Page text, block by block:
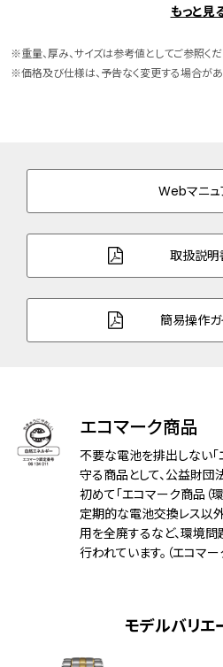
ケース素材 ステンレス
三ツ折れプ
バンド幅 23.0mm
バンド調整可能サイ
132～
サファイア
機能
充電量表示
充電警告
過充電防
パワーセー
フル充電時
時)
日中欧米
強制受信機
パーペチュ
デイ＆デイ
もっと見
※重量、厚み、サイズは参考値としてご参照くだ
※価格及び仕様は、予告なく変更する場合があ
Webマニュ
取扱説明
簡易操作ガ
エコマーク商品
不要な電池を排出しない「
守る商品として、公益財
初めて「エコマーク商品（
定期的な電池交換レス以
用を全廃するなど、環境
行われています。（エコマ
モデルバリエ